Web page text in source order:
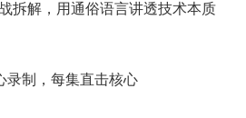
拆解，用通俗语言讲透技术本质
录制，每集直击核心